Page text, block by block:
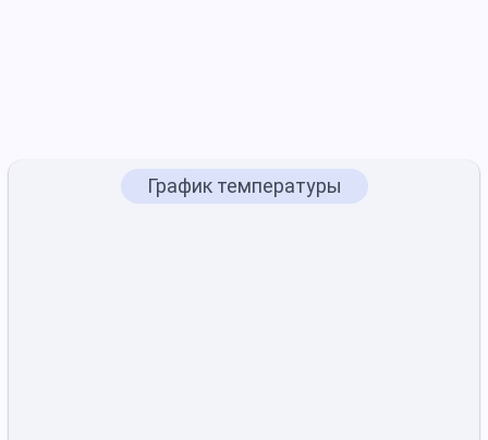
График температуры